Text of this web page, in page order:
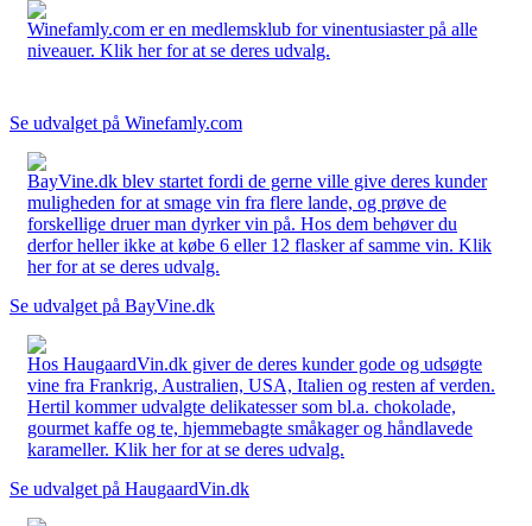
Winefamly.com er en medlemsklub for vinentusiaster på alle
niveauer. Klik her for at se deres udvalg.
Se udvalget på Winefamly.com
BayVine.dk blev startet fordi de gerne ville give deres kunder
muligheden for at smage vin fra flere lande, og prøve de
forskellige druer man dyrker vin på. Hos dem behøver du
derfor heller ikke at købe 6 eller 12 flasker af samme vin. Klik
her for at se deres udvalg.
Se udvalget på BayVine.dk
Hos HaugaardVin.dk giver de deres kunder gode og udsøgte
vine fra Frankrig, Australien, USA, Italien og resten af verden.
Hertil kommer udvalgte delikatesser som bl.a. chokolade,
gourmet kaffe og te, hjemmebagte småkager og håndlavede
karameller. Klik her for at se deres udvalg.
Se udvalget på HaugaardVin.dk